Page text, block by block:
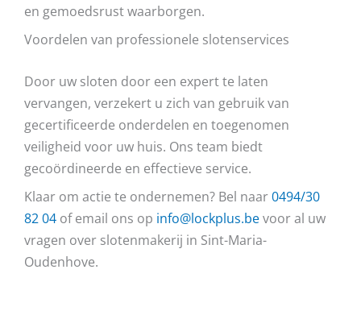
en gemoedsrust waarborgen.
Voordelen van professionele slotenservices
Door uw sloten door een expert te laten
vervangen, verzekert u zich van gebruik van
gecertificeerde onderdelen en toegenomen
veiligheid voor uw huis. Ons team biedt
gecoördineerde en effectieve service.
Klaar om actie te ondernemen? Bel naar0494/30
82 04 of email ons op info@lockplus.bevoor al uw
vragen over slotenmakerij in Sint-Maria-
Oudenhove.